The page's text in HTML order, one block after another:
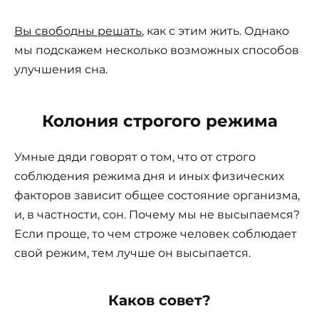
Вы свободны решать, как с этим жить. Однако
мы подскажем несколько возможных способов
улучшения сна.
Колония строгого режима
Умные дяди говорят о том, что от строго
соблюдения режима дня и иных физических
факторов зависит общее состояние организма,
и, в частности, сон. Почему мы не высыпаемся?
Если проще, то чем строже человек соблюдает
свой режим, тем лучше он высыпается.
Каков совет?